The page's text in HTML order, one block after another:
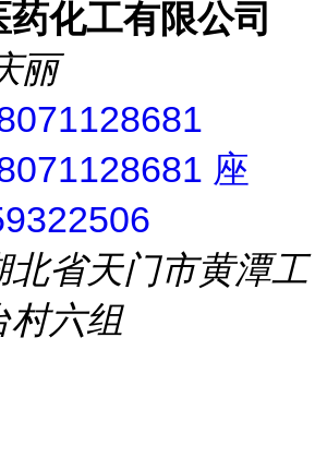
化工有限公司
丽
座
北省天门市黄潭工
村六组